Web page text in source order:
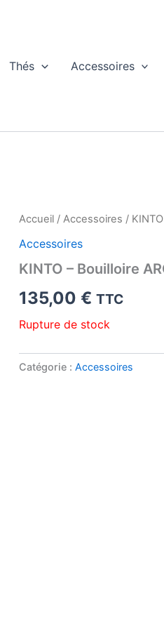
Thés Accessoires
Accueil / Accessoires /
Accessoires
KINTO – Bouilloire
135,00 € TTC
Rupture de stock
Catégorie : Accessoires